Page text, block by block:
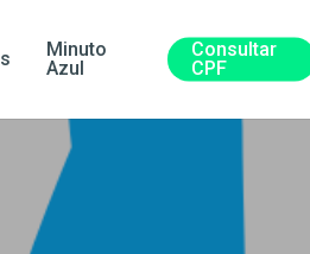
Minuto
Azul
Consultar
CPF